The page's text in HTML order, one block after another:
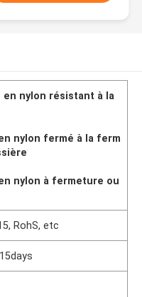
en nylon résistant à la
nylon fermé à la ferm
nylon à fermeture ou
RohS, etc